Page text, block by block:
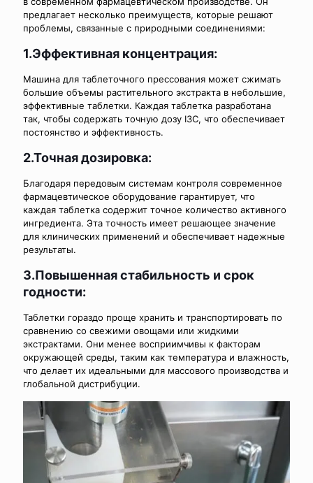
предлагает несколько преимуществ, которые решают
проблемы, связанные с природными соединениями:
1.Эффективная концентрация:
Машина для таблеточного прессования может сжимать
большие объемы растительного экстракта в небольшие,
эффективные таблетки. Каждая таблетка разработана
так, чтобы содержать точную дозу I3C, что обеспечивает
постоянство и эффективность.
2.Точная дозировка:
Благодаря передовым системам контроля современное
фармацевтическое оборудование гарантирует, что
каждая таблетка содержит точное количество активного
ингредиента. Эта точность имеет решающее значение
для клинических применений и обеспечивает надежные
результаты.
3.Повышенная стабильность и срок
годности:
Таблетки гораздо проще хранить и транспортировать по
сравнению со свежими овощами или жидкими
экстрактами. Они менее восприимчивы к факторам
окружающей среды, таким как температура и влажность,
что делает их идеальными для массового производства и
глобальной дистрибуции.